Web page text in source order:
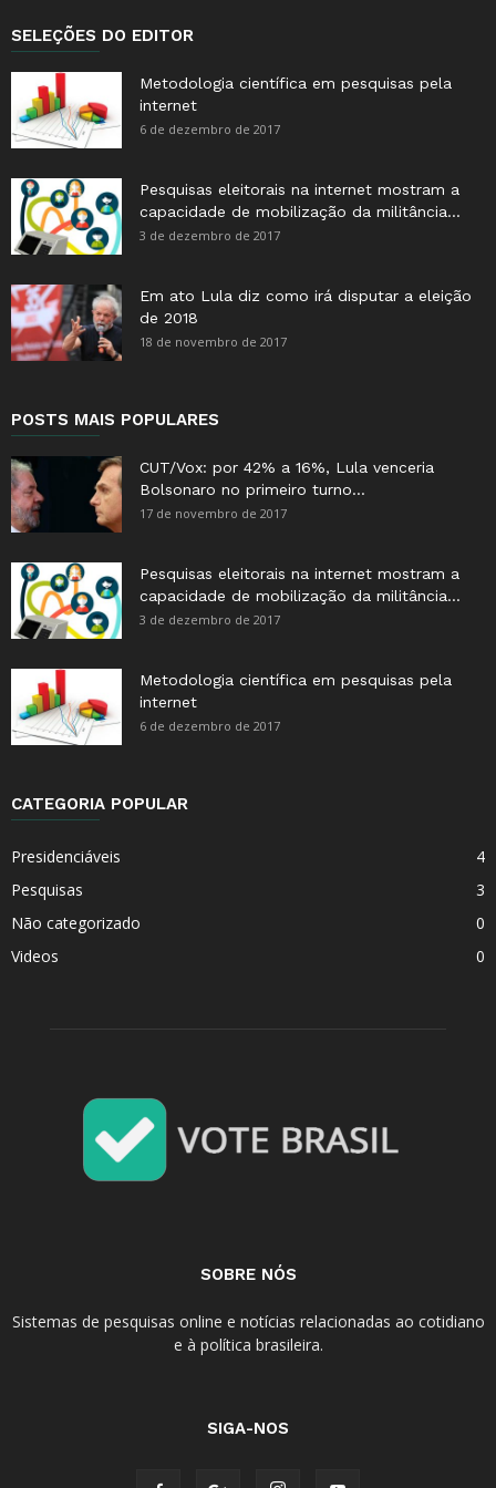
SELEÇÕES DO EDITOR
Metodologia científica em pesquisas pela
internet
6 de dezembro de 2017
Pesquisas eleitorais na internet mostram a
capacidade de mobilização da militância...
3 de dezembro de 2017
Em ato Lula diz como irá disputar a eleição
de 2018
18 de novembro de 2017
POSTS MAIS POPULARES
CUT/Vox: por 42% a 16%, Lula venceria
Bolsonaro no primeiro turno...
17 de novembro de 2017
Pesquisas eleitorais na internet mostram a
capacidade de mobilização da militância...
3 de dezembro de 2017
Metodologia científica em pesquisas pela
internet
6 de dezembro de 2017
CATEGORIA POPULAR
Presidenciáveis
4
Pesquisas
3
Não categorizado
0
Videos
0
SOBRE NÓS
Sistemas de pesquisas online e notícias relacionadas ao cotidiano
e à política brasileira.
SIGA-NOS